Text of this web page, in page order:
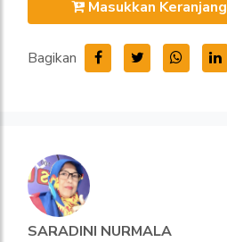
Masukkan Keranjang
Bagikan
SARADINI NURMALA